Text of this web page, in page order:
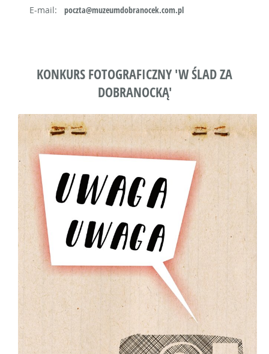
E-mail:
poczta@muzeumdobranocek.com.pl
KONKURS FOTOGRAFICZNY 'W ŚLAD ZA
DOBRANOCKĄ'